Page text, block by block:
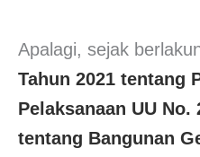
Apalagi, sejak
Tahun 2021 tentang
Pelaksanaan UU No.
tentang Bangunan